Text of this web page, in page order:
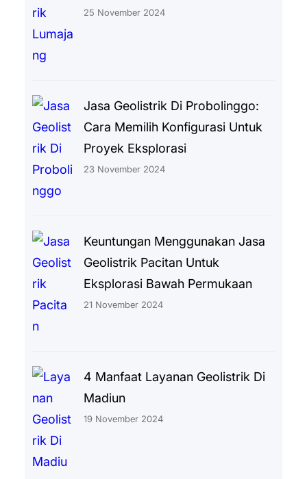
25 November 2024
Jasa Geolistrik Di Probolinggo:
Cara Memilih Konfigurasi Untuk
Proyek Eksplorasi
23 November 2024
Keuntungan Menggunakan Jasa
Geolistrik Pacitan Untuk
Eksplorasi Bawah Permukaan
21 November 2024
4 Manfaat Layanan Geolistrik Di
Madiun
19 November 2024